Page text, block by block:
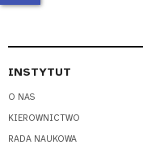
INSTYTUT
O NAS
KIEROWNICTWO
RADA NAUKOWA